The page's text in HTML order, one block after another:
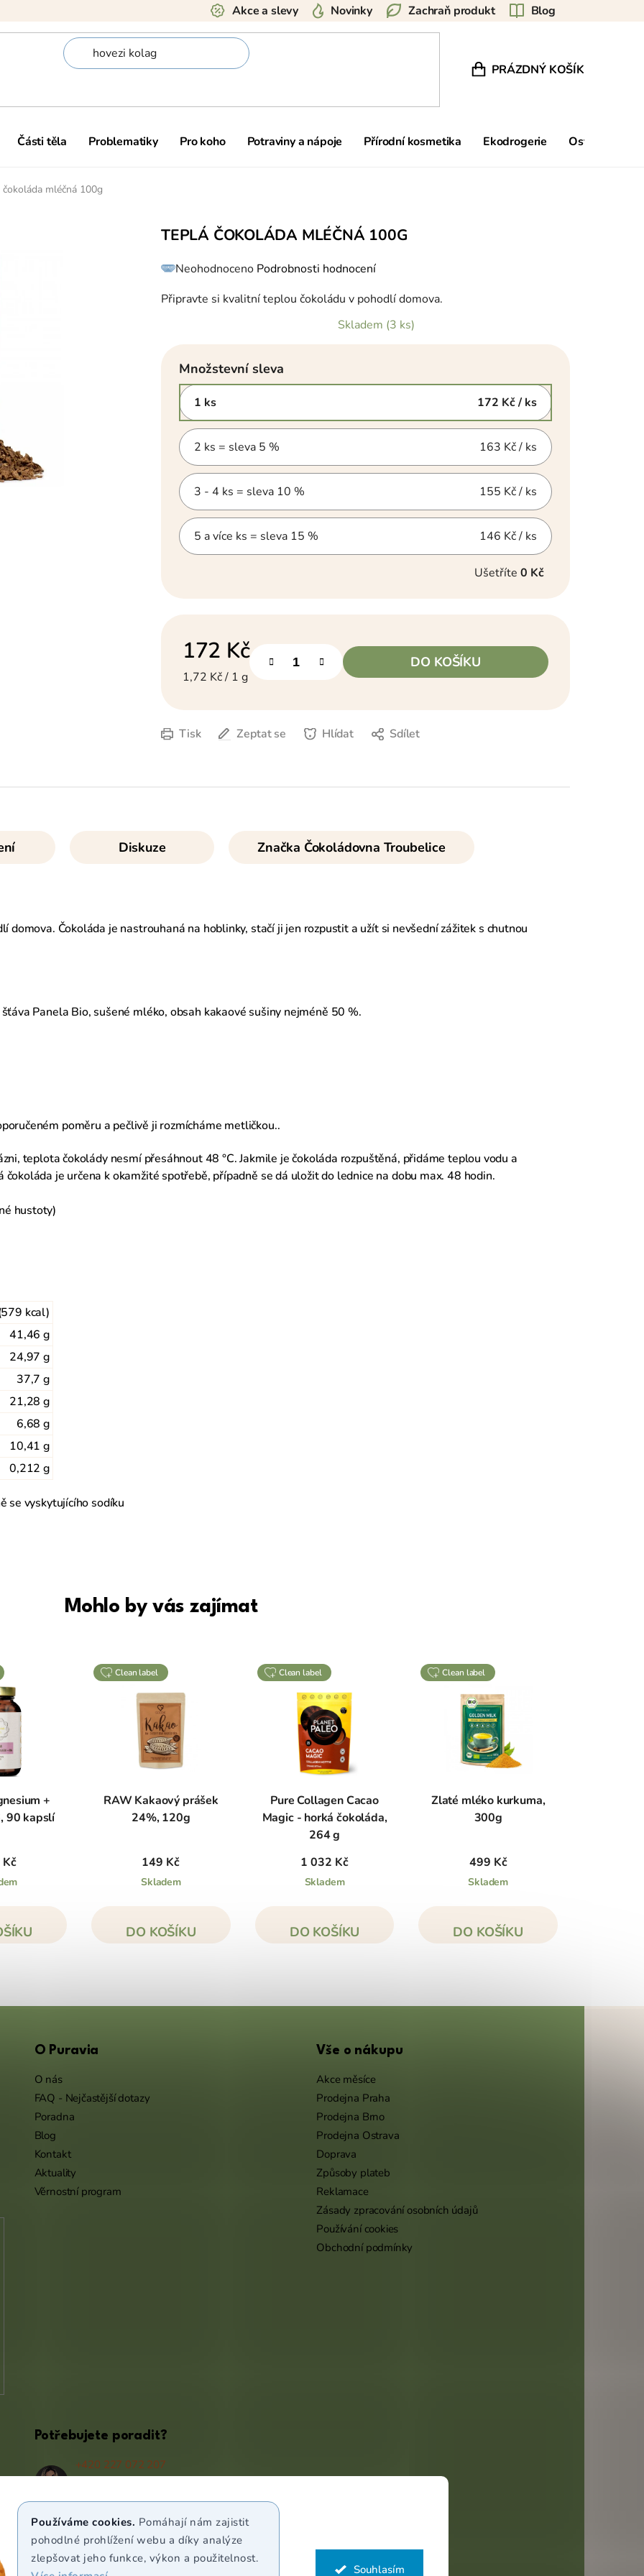
Používáme cookies. Pomáhají nám zajistit
pohodlné prohlížení webu a díky analýze
zlepšovat jeho funkce, výkon a použitelnost.
Souhlasím
Blog
Zachraň produkt
Novinky
Akce a slevy
NÁKUPNÍ KOŠÍK
PRÁZDNÝ KOŠÍK
Části těla Problematiky Pro koho Potraviny a nápoje Přírodní kosmetika Ekodrogerie Ostatní
čokoláda mléčná 100g
TEPLÁ ČOKOLÁDA MLÉČNÁ 100G
Průměrné
hodnocení
0,0
z
Neohodnoceno Podrobnosti hodnocení
Připravte si kvalitní teplou čokoládu v pohodlí domova.
Skladem (3 ks)
Množstevní sleva
1 ks 172 Kč/ ks
2 ks = sleva 5 % 163 Kč/ ks
3 - 4 ks = sleva 10 % 155 Kč/ ks
5 a více ks = sleva 15 % 146 Kč/ ks
Ušetříte 0 Kč
172 Kč
Měrná cena:
1,72 Kč / 1 g
DO KOŠÍKU
Tisk Zeptat se Hlídat Sdílet
Diskuze Značka Čokoládovna Troubelice
domova. Čokoláda je nastrouhaná na hoblinky, stačí ji jen rozpustit a užít si nevšední zážitek s chutnou
Panela Bio, sušené mléko, obsah kakaové sušiny nejméně 50 %.
poměru a pečlivě ji rozmícháme metličkou..
teplota čokolády nesmí přesáhnout 48 °C. Jakmile je čokoláda rozpuštěná, přidáme teplou vodu a
je určena k okamžité spotřebě, případně se dá uložit do lednice na dobu max. 48 hodin.
hustoty)
kcal)
41,46 g
24,97 g
37,7 g
21,28 g
6,68 g
10,41 g
g
se vyskytujícího sodíku
Mohlo by vás zajímat
+
90 kapslí
clean label
RAW Kakaový prášek
24%, 120g
149 Kč
Skladem
DO KOŠÍKU
clean label
Pure Collagen Cacao
Magic - horká čokoláda,
264 g
1 032 Kč
Skladem
DO KOŠÍKU
clean label
Zlaté mléko kurkuma,
300g
499 Kč
Skladem
DO KOŠÍKU
O Puravia
O nás
FAQ - Nejčastější dotazy
Poradna
Blog
Kontakt
Aktuality
Věrnostní program
Vše o nákupu
Akce měsíce
Prodejna Praha
Prodejna Brno
Prodejna Ostrava
Doprava
Způsoby plateb
Reklamace
Zásady zpracování osobních údajů
Používání cookies
Obchodní podmínky
Potřebujete poradit?
+420 227 072 207
info@puravia.cz
WhatsApp